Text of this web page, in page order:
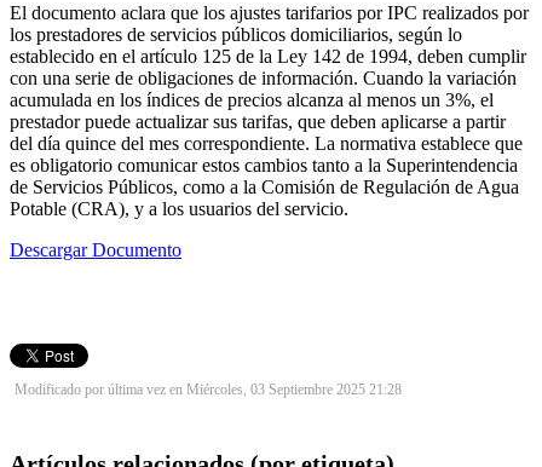
El documento aclara que los ajustes tarifarios por IPC realizados por
los prestadores de servicios públicos domiciliarios, según lo
establecido en el artículo 125 de la Ley 142 de 1994, deben cumplir
con una serie de obligaciones de información. Cuando la variación
acumulada en los índices de precios alcanza al menos un 3%, el
prestador puede actualizar sus tarifas, que deben aplicarse a partir
del día quince del mes correspondiente. La normativa establece que
es obligatorio comunicar estos cambios tanto a la Superintendencia
de Servicios Públicos, como a la Comisión de Regulación de Agua
Potable (CRA), y a los usuarios del servicio.
Descargar Documento
Modificado por última vez en Miércoles, 03 Septiembre 2025 21:28